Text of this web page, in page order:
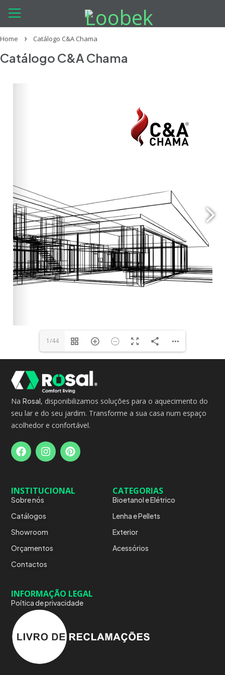
Home Catálogo C&A Chama
Catálogo C&A Chama
1/44
NaRosal, disponibilizamos soluções para o aquecimento do
seu lar e do seu jardim. Transforme a sua casa num espaço
acolhedor e confortável.
INSTITUCIONAL
Sobre nós
Catálogos
Showroom
Orçamentos
Contactos
CATEGORIAS
Bioetanol e Elétrico
Lenha e Pellets
Exterior
Acessórios
INFORMAÇÃO LEGAL
Poítica de privacidade